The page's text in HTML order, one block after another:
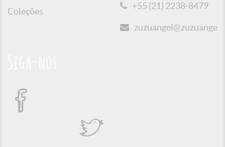
Coleções
+55 (21) 2238-8479